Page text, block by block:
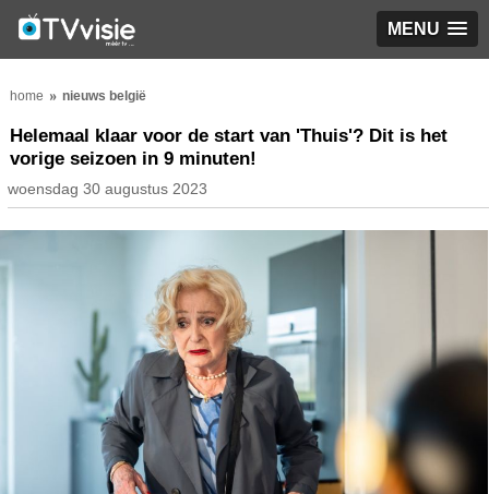
MENU
home nieuws belgië
Helemaal klaar voor de start van 'Thuis'? Dit is het
vorige seizoen in 9 minuten!
woensdag 30 augustus 2023